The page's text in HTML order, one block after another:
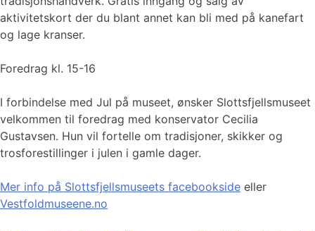
aktivitetskort der du blant annet kan bli med på kanefart
og lage kranser.
Foredrag kl. 15-16
I forbindelse med Jul på museet, ønsker Slottsfjellsmuseet
velkommen til foredrag med konservator Cecilia
Gustavsen. Hun vil fortelle om tradisjoner, skikker og
trosforestillinger i julen i gamle dager.
Mer info på Slottsfjellsmuseets facebookside eller
Vestfoldmuseene.no